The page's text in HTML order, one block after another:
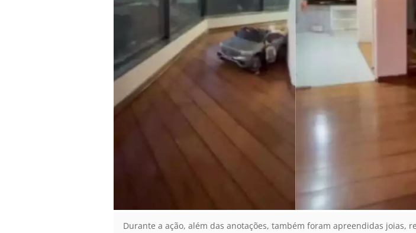
Durante a ação, além das anotações, também foram apreendidas joias,